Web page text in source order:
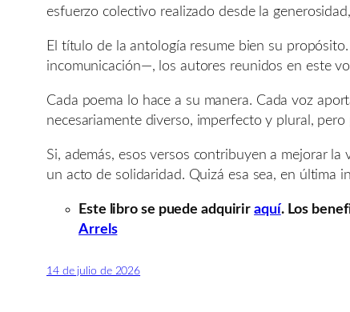
esfuerzo colectivo realizado desde la
El título de la antología resume bien su
incomunicación—, los autores reunidos en este
Cada poema lo hace a su manera. Cada voz
necesariamente diverso, imperfecto y plural,
Si, además, esos versos contribuyen a mejorar
un acto de solidaridad. Quizá esa sea, en última
Este libro se puede adquiriraquí. Los
Arrels
14 de julio de 2026